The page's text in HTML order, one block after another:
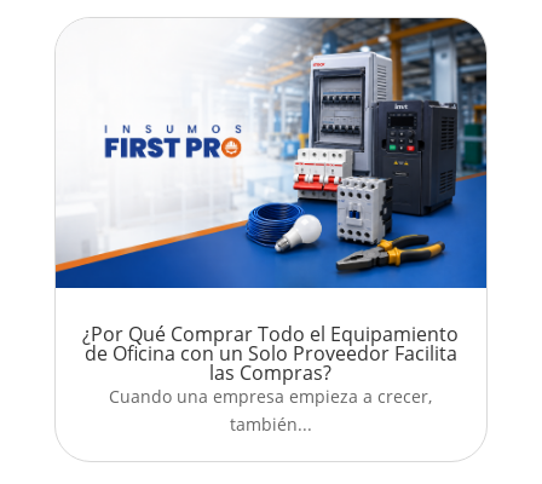
¿Por Qué Comprar Todo el Equipamiento
de Oficina con un Solo Proveedor Facilita
las Compras?
Cuando una empresa empieza a crecer,
también...